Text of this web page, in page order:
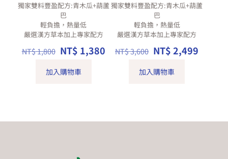
獨家雙料豐盈配方:青木瓜+葫蘆
巴
輕負擔，熱量低
嚴選漢方草本加上專家配方
NT$1,800 原
價
格：
NT$ 1,380目
加入購物車
獨家雙料豐盈配方:青木瓜+葫蘆
巴
輕負擔，熱量低
嚴選漢方草本加上專家配方
NT$3,600 原
價
格：
NT$2,499
加入購物車